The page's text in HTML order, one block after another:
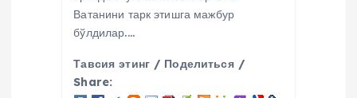
Ватанини тарк этишга мажбур
бўлдилар.…
Тавсия этинг / Поделиться /
Share: